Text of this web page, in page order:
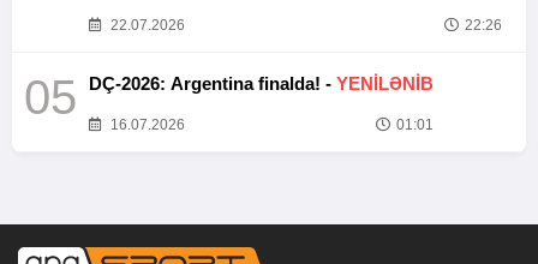
22.07.2026 22:26
05 DÇ-2026: Argentina finalda! - YENİLƏNİB
16.07.2026 01:01